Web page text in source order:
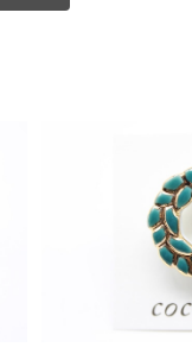
有田焼 ブロ